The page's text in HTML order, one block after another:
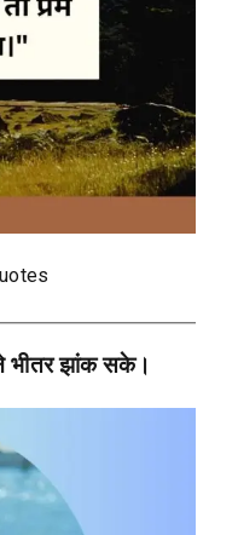
भीतर झांक सके।